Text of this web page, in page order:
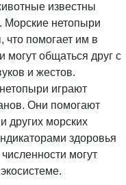
известны
нетопыри
что помогает им в
могут общаться друг с
и жестов.
играют
Они помогают
других морских
здоровья
могут